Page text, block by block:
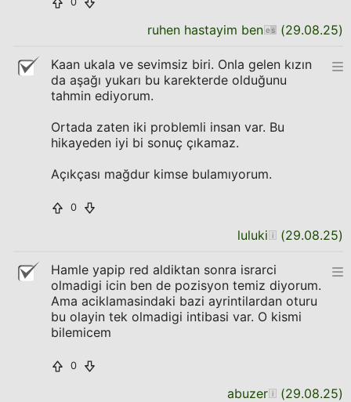
ruhen hastayim ben (29.08.25)
Kaan ukala ve sevimsiz biri. Onla gelen kızın
da aşağı yukarı bu karekterde olduğunu
tahmin ediyorum.
Ortada zaten iki problemli insan var. Bu
hikayeden iyi bi sonuç çıkamaz.
Açıkçası mağdur kimse bulamıyorum.
0
luluki (29.08.25)
Hamle yapip red aldiktan sonra israrci
olmadigi icin ben de pozisyon temiz diyorum.
Ama aciklamasindaki bazi ayrintilardan oturu
bu olayin tek olmadigi intibasi var. O kismi
bilemicem
0
abuzer (29.08.25)